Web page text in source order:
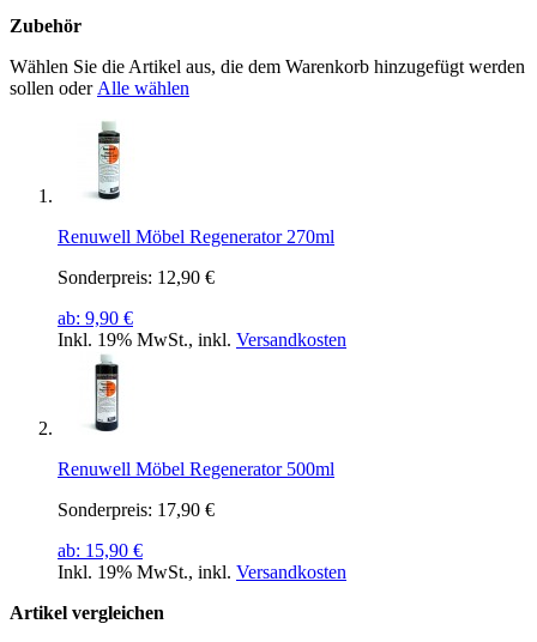
Zubehör
Wählen Sie die Artikel aus, die dem Warenkorb hinzugefügt werden
sollen oder Alle wählen
Renuwell Möbel Regenerator 270ml
Sonderpreis: 12,90 €
ab: 9,90 €
Inkl. 19% MwSt., inkl. Versandkosten
Renuwell Möbel Regenerator 500ml
Sonderpreis: 17,90 €
ab: 15,90 €
Inkl. 19% MwSt., inkl. Versandkosten
Artikel vergleichen